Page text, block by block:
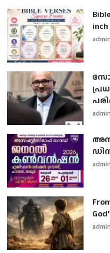
admin
admin
admin
admin